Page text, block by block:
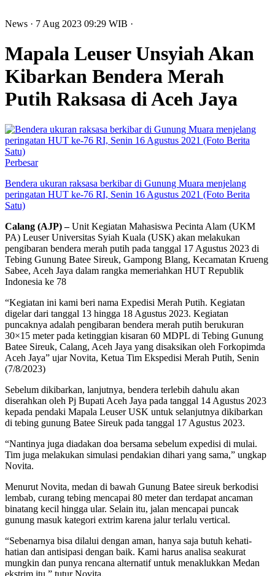
News · 7 Aug 2023 09:29 WIB ·
Mapala Leuser Unsyiah Akan
Kibarkan Bendera Merah
Putih Raksasa di Aceh Jaya
Perbesar
Bendera ukuran raksasa berkibar di Gunung Muara menjelang
peringatan HUT ke-76 RI, Senin 16 Agustus 2021 (Foto Berita
Satu)
Calang (AJP) –Unit Kegiatan Mahasiswa Pecinta Alam (UKM
PA) Leuser Universitas Syiah Kuala (USK) akan melakukan
pengibaran bendera merah putih pada tanggal 17 Agustus 2023 di
Tebing Gunung Batee Sireuk, Gampong Blang, Kecamatan Krueng
Sabee, Aceh Jaya dalam rangka memeriahkan HUT Republik
Indonesia ke 78
“Kegiatan ini kami beri nama Expedisi Merah Putih. Kegiatan
digelar dari tanggal 13 hingga 18 Agustus 2023. Kegiatan
puncaknya adalah pengibaran bendera merah putih berukuran
30×15 meter pada ketinggian kisaran 60 MDPL di Tebing Gunung
Batee Sireuk, Calang, Aceh Jaya yang disaksikan oleh Forkopimda
Aceh Jaya” ujar Novita, Ketua Tim Ekspedisi Merah Putih, Senin
(7/8/2023)
Sebelum dikibarkan, lanjutnya, bendera terlebih dahulu akan
diserahkan oleh Pj Bupati Aceh Jaya pada tanggal 14 Agustus 2023
kepada pendaki Mapala Leuser USK untuk selanjutnya dikibarkan
di tebing gunung Batee Sireuk pada tanggal 17 Agustus 2023.
“Nantinya juga diadakan doa bersama sebelum expedisi di mulai.
Tim juga melakukan simulasi pendakian dihari yang sama,” ungkap
Novita.
Menurut Novita, medan di bawah Gunung Batee sireuk berkodisi
lembab, curang tebing mencapai 80 meter dan terdapat ancaman
binatang kecil hingga ular. Selain itu, jalan mencapai puncak
gunung masuk kategori extrim karena jalur terlalu vertical.
“Sebenarnya bisa dilalui dengan aman, hanya saja butuh kehati-
hatian dan antisipasi dengan baik. Kami harus analisa seakurat
mungkin dan punya rencana alternatif untuk menaklukkan Medan
ekstrim itu,” tutur Novita.